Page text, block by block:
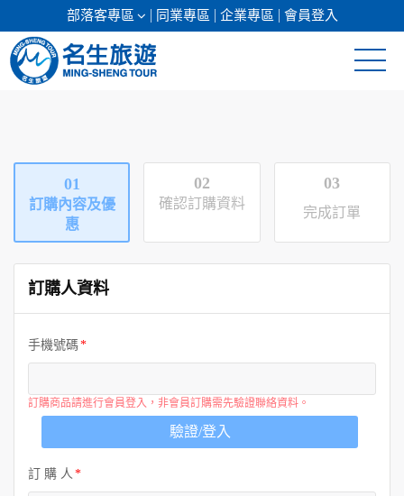
部落客專區 同業專區 企業專區 會員登入
日本專館
郵輪假期
海島假期
韓國
東南亞
01
訂購內容及優
惠
02
確認訂購資料
03
完成訂單
訂購人資料
手機號碼
訂購商品請進行會員登入，非會員訂購需先驗證聯絡資料。
驗證/登入
訂 購 人